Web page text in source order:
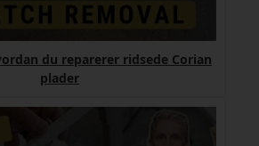
du reparerer ridsede Corian
plader